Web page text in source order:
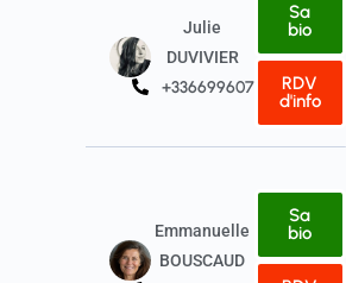
Julie
DUVIVIER
+33669960750
Sa
bio
RDV
d'info
Emmanuelle
BOUSCAUD
Sa
bio